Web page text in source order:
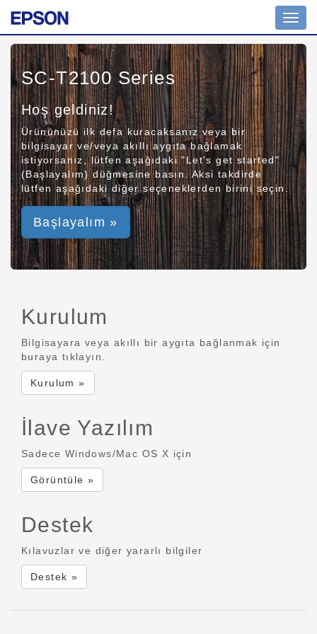
SC-T2100 Series
Hoş geldiniz!
Ürününüzü ilk defa kuracaksanız veya bir
bilgisayar ve/veya akıllı aygıta bağlamak
istiyorsanız, lütfen aşağıdaki "Let's get started"
(Başlayalım) düğmesine basın. Aksi takdirde
lütfen aşağıdaki diğer seçeneklerden birini seçin.
Başlayalım »
Kurulum
Bilgisayara veya akıllı bir aygıta bağlanmak için
buraya tıklayın.
Kurulum »
İlave Yazılım
Sadece Windows/Mac OS X için
Görüntüle »
Destek
Kılavuzlar ve diğer yararlı bilgiler
Destek »